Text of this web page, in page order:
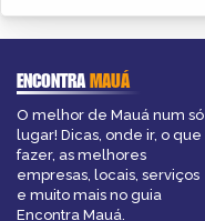
ENCONTRAMAUÁ
O melhor de Mauá num só
lugar! Dicas, onde ir, o que
fazer, as melhores
empresas, locais, serviços
e muito mais no guia
Encontra Mauá.